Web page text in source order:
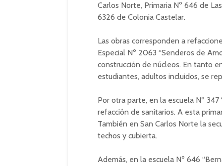
Carlos Norte, Primaria Nº 646 de
6326 de Colonia Castelar.
Las obras corresponden a
Especial Nº 2063 “Senderos de
construcción de núcleos. En tanto
estudiantes, adultos incluidos, se
Por otra parte, en la escuela Nº
refacción de sanitarios. A esta
También en San Carlos Norte la
techos y cubierta.
Además, en la escuela Nº 646